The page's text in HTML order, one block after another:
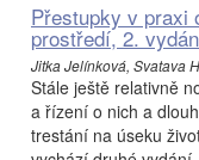
Přestupky v praxi
prostředí, 2.
Jitka Jelínková, Svatava
Stále ještě relativně
a řízení o nich a
trestání na úseku